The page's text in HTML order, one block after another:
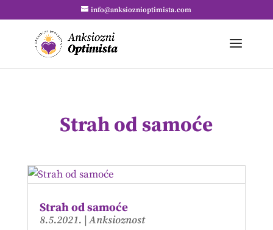
info@anksioznioptimista.com
Strah od samoće
Strah od samoće
8.5.2021. |Anksioznost